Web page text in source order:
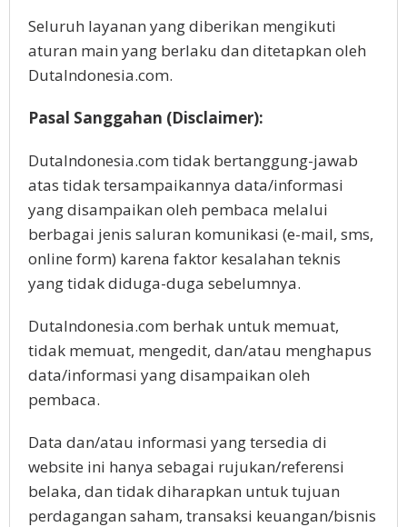
Seluruh layanan yang diberikan mengikuti
aturan main yang berlaku dan ditetapkan oleh
DutaIndonesia.com.
Pasal Sanggahan (Disclaimer):
DutaIndonesia.com tidak bertanggung-jawab
atas tidak tersampaikannya data/informasi
yang disampaikan oleh pembaca melalui
berbagai jenis saluran komunikasi (e-mail, sms,
online form) karena faktor kesalahan teknis
yang tidak diduga-duga sebelumnya.
DutaIndonesia.com berhak untuk memuat,
tidak memuat, mengedit, dan/atau menghapus
data/informasi yang disampaikan oleh
pembaca.
Data dan/atau informasi yang tersedia di
website ini hanya sebagai rujukan/referensi
belaka, dan tidak diharapkan untuk tujuan
perdagangan saham, transaksi keuangan/bisnis